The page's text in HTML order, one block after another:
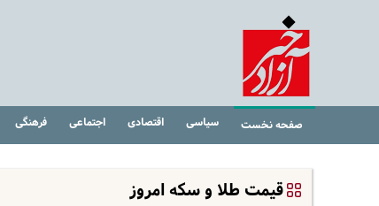
صفحه نخست سیاسی اقتصادی اجتماعی فرهنگی
قیمت طلا و سکه امروز